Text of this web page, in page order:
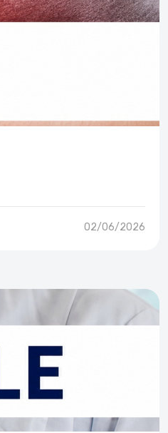
02/06/2026